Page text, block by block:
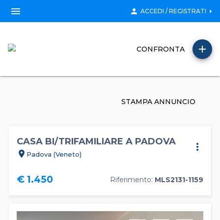
menu person ACCEDI / REGISTRATI arrow_right
CONFRONTA add
STAMPA ANNUNCIO
CASA BI/TRIFAMILIARE A PADOVA
location_on Padova (Veneto)
€ 1.450 Riferimento: MLS2131-1159
more_vert